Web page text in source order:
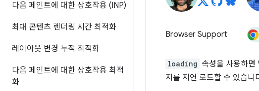
다음 페인트에 대한 상호작용 (INP)
최대 콘텐츠 렌더링 시간 최적화
레이아웃 변경 누적 최적화
다음 페인트에 대한 상호작용 최적
화
Browser Support
loading 속성을 사용하면
지를 지연 로드할 수 있습니